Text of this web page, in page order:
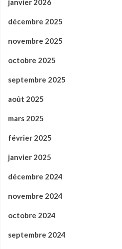
janvier 2026
décembre 2025
novembre 2025
octobre 2025
septembre 2025
août 2025
mars 2025
février 2025
janvier 2025
décembre 2024
novembre 2024
octobre 2024
septembre 2024